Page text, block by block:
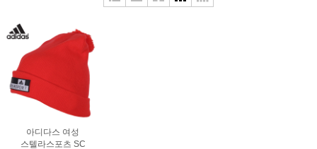
아디다스 여성
스텔라스포츠 SC